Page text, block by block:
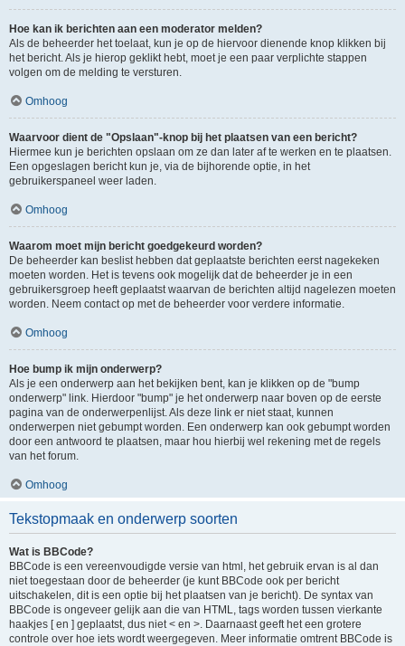
Hoe kan ik berichten aan een moderator melden?
Als de beheerder het toelaat, kun je op de hiervoor dienende knop klikken bij
het bericht. Als je hierop geklikt hebt, moet je een paar verplichte stappen
volgen om de melding te versturen.
Omhoog
Waarvoor dient de "Opslaan"-knop bij het plaatsen van een bericht?
Hiermee kun je berichten opslaan om ze dan later af te werken en te plaatsen.
Een opgeslagen bericht kun je, via de bijhorende optie, in het
gebruikerspaneel weer laden.
Omhoog
Waarom moet mijn bericht goedgekeurd worden?
De beheerder kan beslist hebben dat geplaatste berichten eerst nagekeken
moeten worden. Het is tevens ook mogelijk dat de beheerder je in een
gebruikersgroep heeft geplaatst waarvan de berichten altijd nagelezen moeten
worden. Neem contact op met de beheerder voor verdere informatie.
Omhoog
Hoe bump ik mijn onderwerp?
Als je een onderwerp aan het bekijken bent, kan je klikken op de "bump
onderwerp" link. Hierdoor "bump" je het onderwerp naar boven op de eerste
pagina van de onderwerpenlijst. Als deze link er niet staat, kunnen
onderwerpen niet gebumpt worden. Een onderwerp kan ook gebumpt worden
door een antwoord te plaatsen, maar hou hierbij wel rekening met de regels
van het forum.
Omhoog
Tekstopmaak en onderwerp soorten
Wat is BBCode?
BBCode is een vereenvoudigde versie van html, het gebruik ervan is al dan
niet toegestaan door de beheerder (je kunt BBCode ook per bericht
uitschakelen, dit is een optie bij het plaatsen van je bericht). De syntax van
BBCode is ongeveer gelijk aan die van HTML, tags worden tussen vierkante
haakjes [ en ] geplaatst, dus niet < en >. Daarnaast geeft het een grotere
controle over hoe iets wordt weergegeven. Meer informatie omtrent BBCode is